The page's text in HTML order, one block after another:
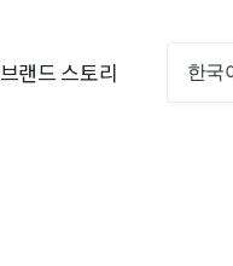
브랜드 스토리 한